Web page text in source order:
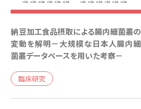
納豆加工食品摂取による腸内細菌叢の
変動を解明－大規模な日本人腸内細
菌叢データベースを用いた考察－
臨床研究